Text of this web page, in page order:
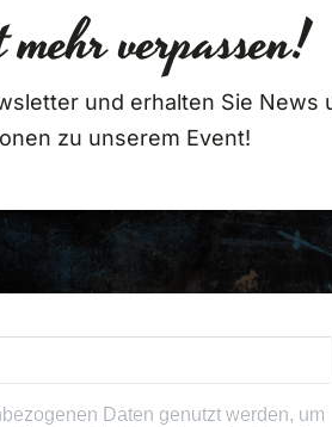
EVENTLOCATION
verpassen!
und erhalten Sie News
zu unserem Event!
Daten genutzt werden, um